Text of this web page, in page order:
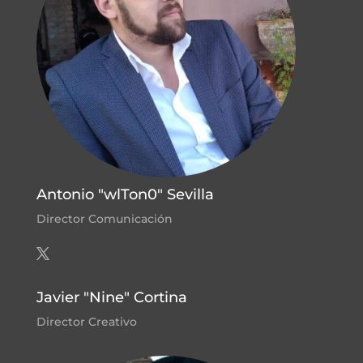
Antonio "wlTon0" Sevilla
Director Comunicación
Javier "Nine" Cortina
Director Creativo